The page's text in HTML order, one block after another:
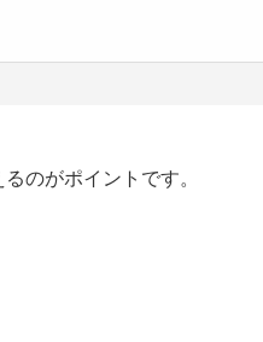
のがポイントです。